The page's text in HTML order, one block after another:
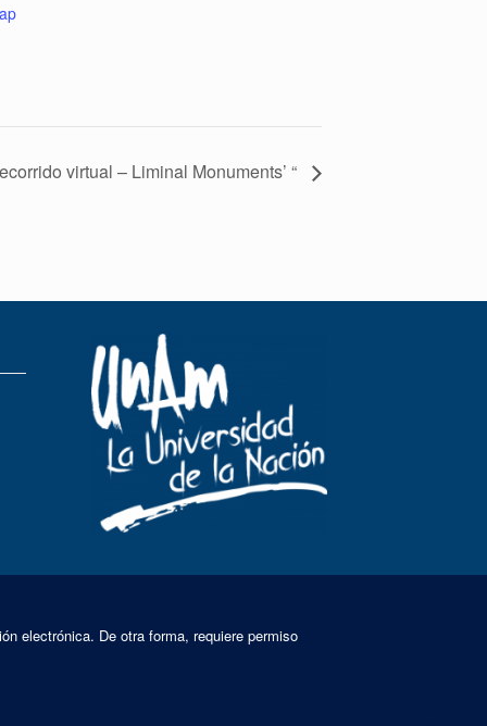
virtual – Liminal Monuments’ “
electrónica. De otra forma, requiere permiso